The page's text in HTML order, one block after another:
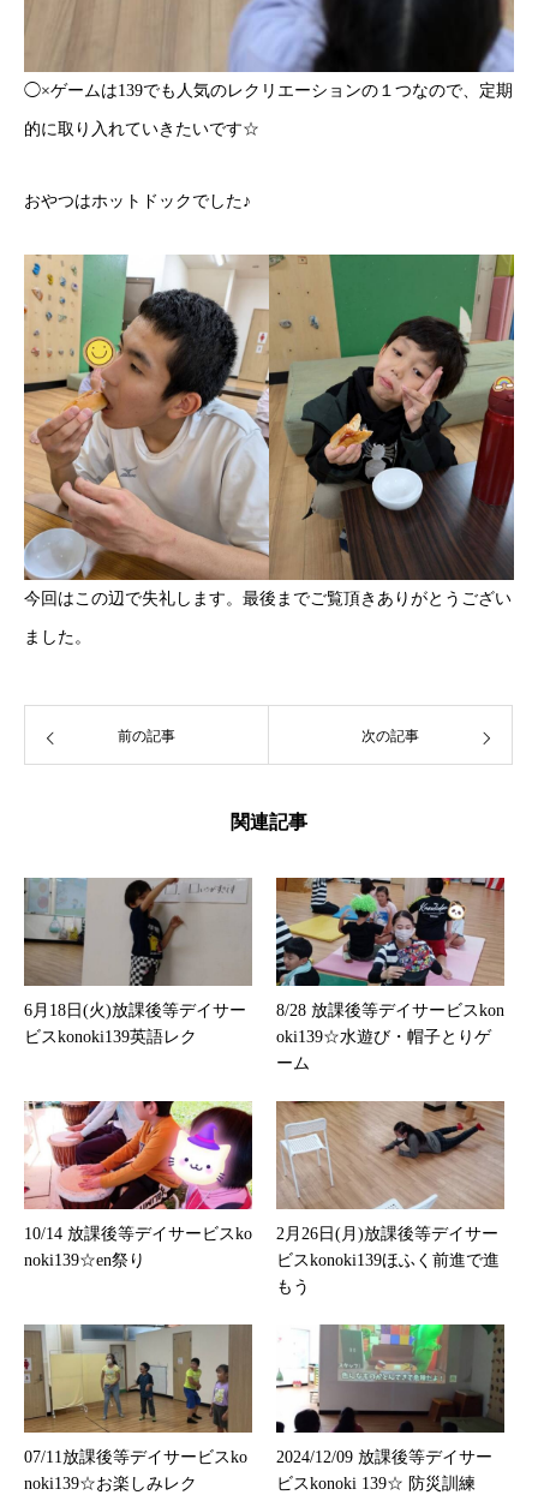
◯×ゲームは139でも人気のレクリエーションの１つなので、定期
的に取り入れていきたいです☆
おやつはホットドックでした♪
今回はこの辺で失礼します。最後までご覧頂きありがとうござい
ました。
前の記事 次の記事
関連記事
6月18日(火)放課後等デイサー
ビスkonoki139英語レク
8/28 放課後等デイサービスkon
oki139☆水遊び・帽子とりゲ
ーム
10/14 放課後等デイサービスko
noki139☆en祭り
2月26日(月)放課後等デイサー
ビスkonoki139ほふく前進で進
もう
07/11放課後等デイサービスko
noki139☆お楽しみレク
2024/12/09 放課後等デイサー
ビスkonoki 139☆ 防災訓練